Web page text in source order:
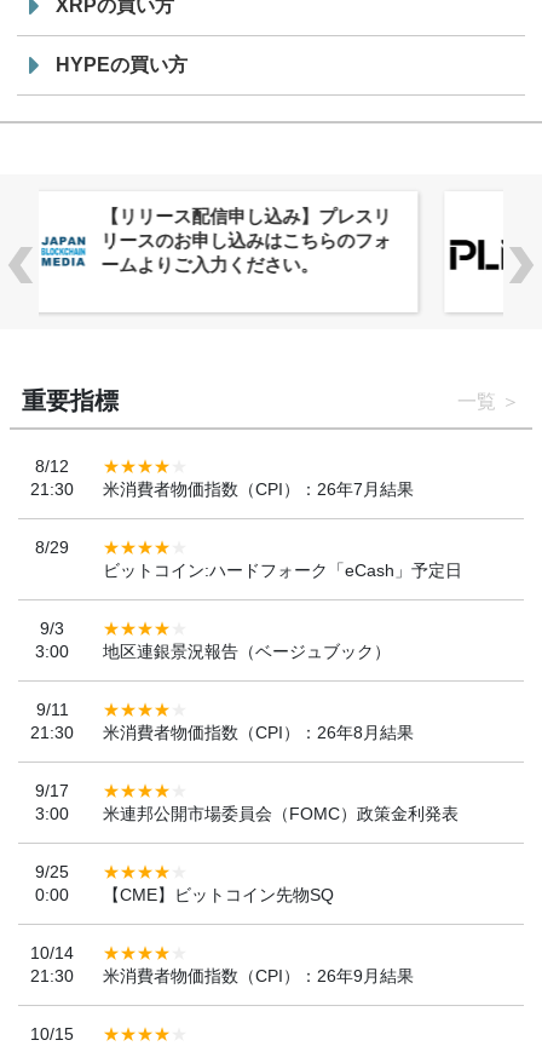
XRPの買い方
HYPEの買い方
株式会社PlnX、アジア最大級のグロ
ーバルWeb3カンファレンス
「WebX2026」とのコラボレーショ
重要指標 一覧
8/12
21:30
米消費者物価指数（CPI）：26年7月結果
8/29
ビットコイン:ハードフォーク「eCash」予定日
9/3
3:00
地区連銀景況報告（ベージュブック）
9/11
21:30
米消費者物価指数（CPI）：26年8月結果
9/17
3:00
米連邦公開市場委員会（FOMC）政策金利発表
9/25
0:00
【CME】ビットコイン先物SQ
10/14
21:30
米消費者物価指数（CPI）：26年9月結果
10/15